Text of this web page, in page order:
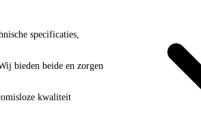
specificaties,
bieden beide en zorgen
kwaliteit